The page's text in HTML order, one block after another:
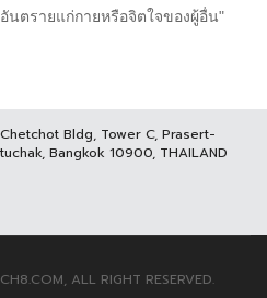
นตรายแก่กายหรือจิตใจของผู้อื่น"
Bldg, Tower C, Prasert-
Bangkok 10900, THAILAND
ALL RIGHT RESERVED.